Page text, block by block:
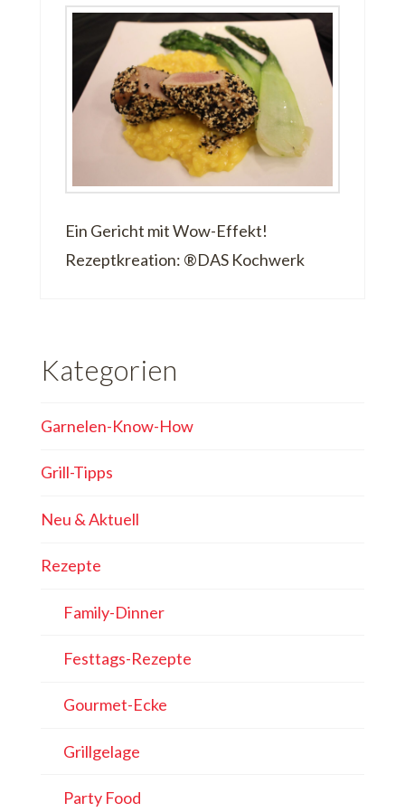
Ein Gericht mit Wow-Effekt!
Rezeptkreation: ®DAS Kochwerk
Kategorien
Garnelen-Know-How
Grill-Tipps
Neu & Aktuell
Rezepte
Family-Dinner
Festtags-Rezepte
Gourmet-Ecke
Grillgelage
Party Food